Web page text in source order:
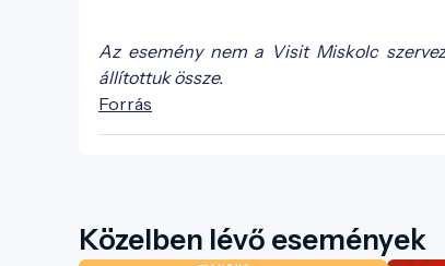
Az esemény nem a Visit Miskolc
állítottuk össze.
Forrás
Közelben lévő események